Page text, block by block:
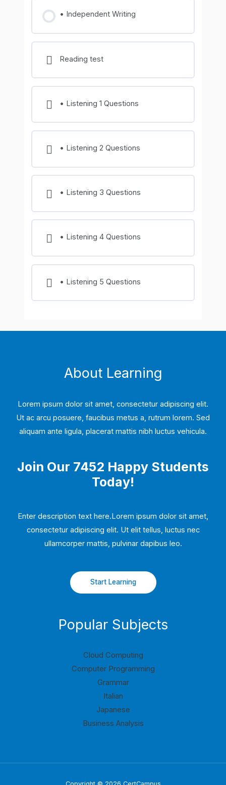
• Independent Writing
Reading test
• Listening 1 Questions
• Listening 2 Questions
• Listening 3 Questions
• Listening 4 Questions
• Listening 5 Questions
About Learning
Lorem ipsum dolor sit amet, consectetur adipiscing elit.
Ut ac arcu posuere, faucibus metus a, rutrum lorem. Sed
aliquam ante ligula, placerat mattis nibh luctus vehicula.
Join Our 7452 Happy Students​
Today!
Enter description text here.Lorem ipsum dolor sit amet,
consectetur adipiscing elit. Ut elit tellus, luctus nec
ullamcorper mattis, pulvinar dapibus leo.​
Start Learning
Popular Subjects
Cloud Computing
Computer Programming
Grammar
Italian
Japanese
Business Analysis